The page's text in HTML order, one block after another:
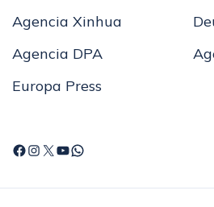
Agencia Xinhua
Agencia DPA
Europa Press